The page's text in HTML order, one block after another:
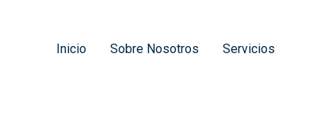
Inicio Sobre Nosotros Servicios